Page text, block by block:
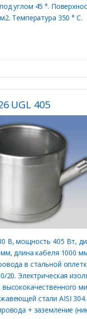
углом 45 °.
Температура 350 ° C.
UGL 405
В, мощность 405 Вт,
длина кабеля 1000
в стальной
20. Электрическая
высококачественного
стали AISI
+ заземление